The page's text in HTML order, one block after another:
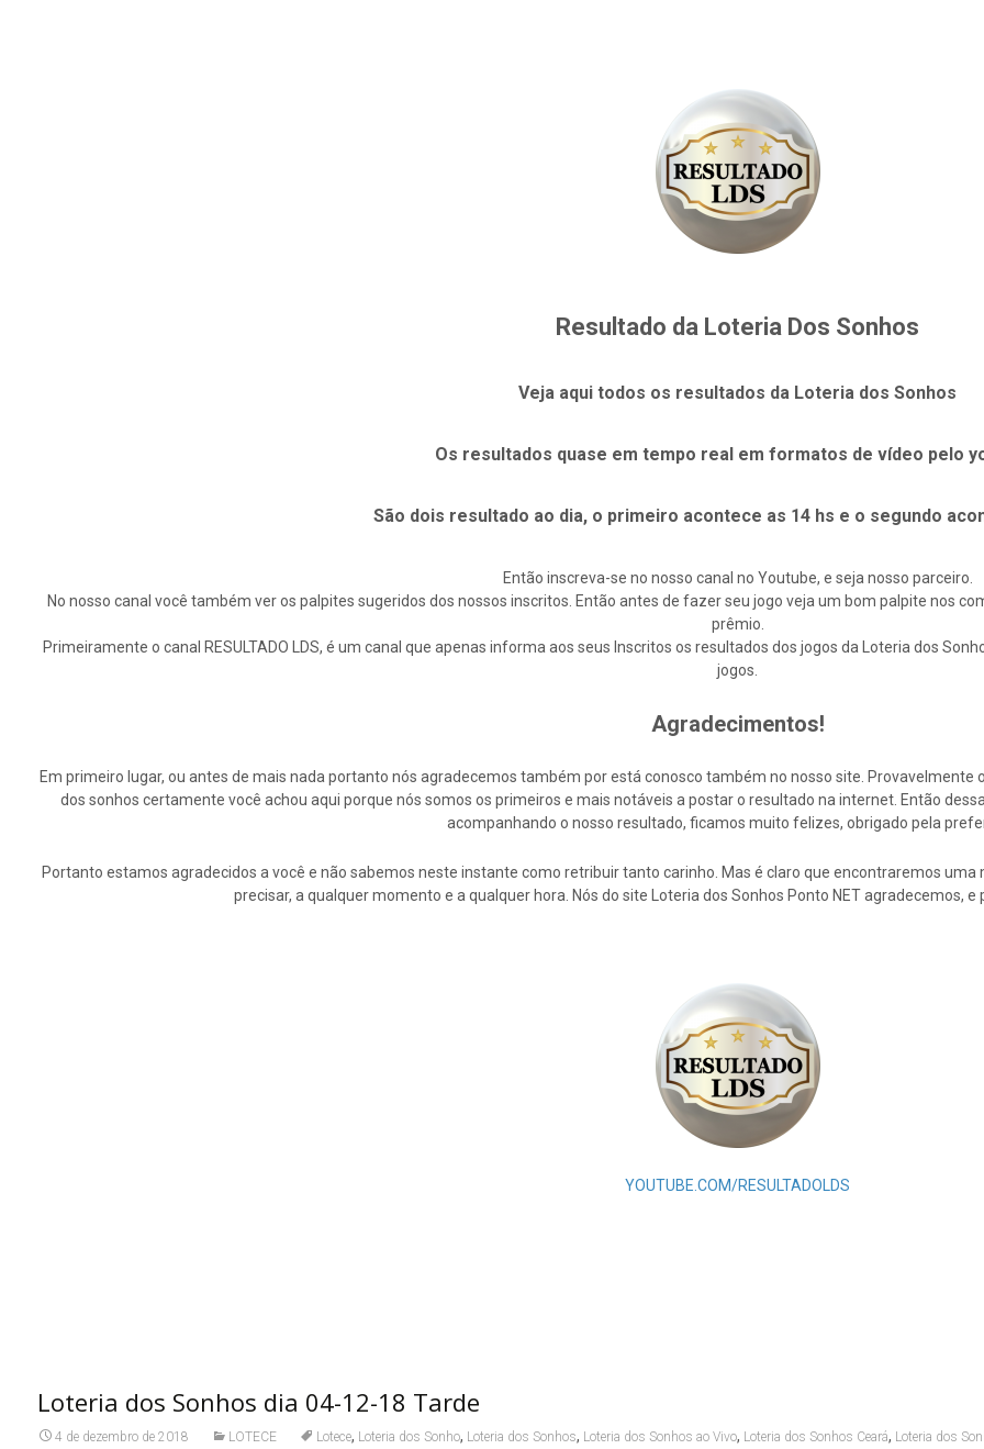
Resultado da Loteria Dos Sonhos
Veja aqui todos os resultados da Loteria dos Sonhos
Os resultados quase em tempo real em formatos de vídeo pelo
São dois resultado ao dia, o primeiro acontece as 14 hs e o segundo
Então inscreva-se no nosso canal no Youtube, e seja nosso parceiro.
No nosso canal você também ver os palpites sugeridos dos nossos inscritos. Então antes de fazer seu jogo veja um bom palpite nos
prêmio.
Primeiramente o canal RESULTADO LDS, é um canal que apenas informa aos seus Inscritos os resultados dos jogos da Loteria dos
jogos.
Agradecimentos!
Em primeiro lugar, ou antes de mais nada portanto nós agradecemos também por está conosco também no nosso site.
dos sonhos certamente você achou aqui porque nós somos os primeiros e mais notáveis a postar o resultado na internet. Então
acompanhando o nosso resultado, ficamos muito felizes, obrigado pela
Portanto estamos agradecidos a você e não sabemos neste instante como retribuir tanto carinho. Mas é claro que encontraremos
precisar, a qualquer momento e a qualquer hora. Nós do site Loteria dos Sonhos Ponto NET agradecemos, e
YOUTUBE.COM/RESULTADOLDS
Loteria dos Sonhos dia 04-12-18 Tarde
4 de dezembro de 2018 LOTECE Lotece, Loteria dos Sonho, Loteria dos Sonhos, Loteria dos Sonhos ao Vivo, Loteria dos Sonhos Ceará, Loteria dos